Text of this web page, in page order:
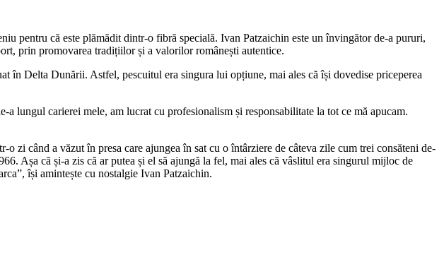
pentru că este plămădit dintr-o fibră specială. Ivan Patzaichin este un învingător de-a pururi,
prin promovarea tradițiilor și a valorilor românești autentice.
în Delta Dunării. Astfel, pescuitul era singura lui opțiune, mai ales că își dovedise priceperea
lungul carierei mele, am lucrat cu profesionalism și responsabilitate la tot ce mă apucam.
zi când a văzut în presa care ajungea în sat cu o întârziere de câteva zile cum trei consăteni de-
Așa că și-a zis că ar putea și el să ajungă la fel, mai ales că vâslitul era singurul mijloc de
își amintește cu nostalgie Ivan Patzaichin.